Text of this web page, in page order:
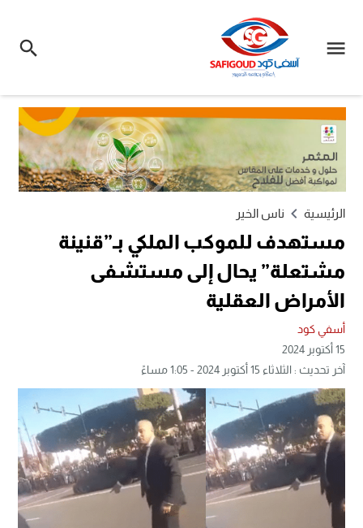
الرئيسية ناس الخير
مستهدف للموكب الملكي بـ”قنينة
مشتعلة” يحال إلى مستشفى
الأمراض العقلية
أسفي كود
15 أكتوبر 2024
آخر تحديث : الثلاثاء 15 أكتوبر 2024 - 1:05 مساءً